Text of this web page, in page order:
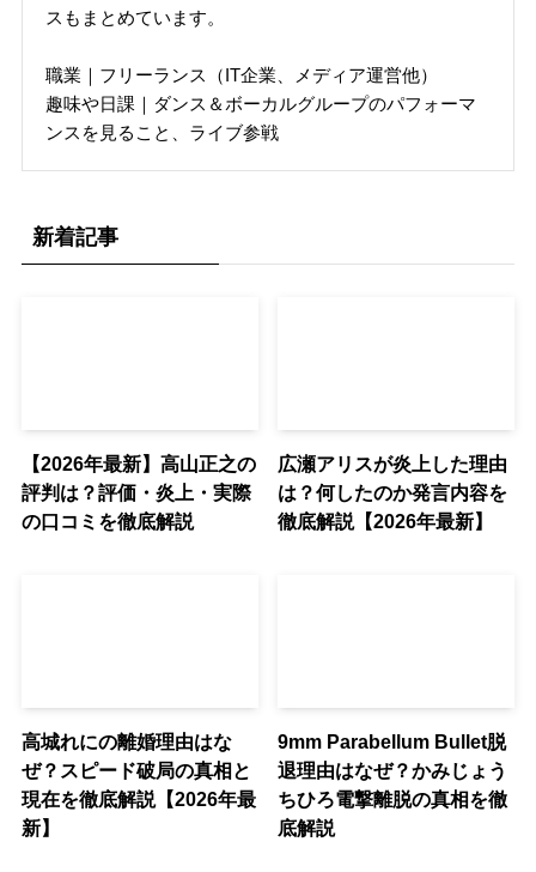
スもまとめています。
職業｜フリーランス（IT企業、メディア運営他）
趣味や日課｜ダンス＆ボーカルグループのパフォーマ
ンスを見ること、ライブ参戦
新着記事
【2026年最新】高山正之の
評判は？評価・炎上・実際
の口コミを徹底解説
広瀬アリスが炎上した理由
は？何したのか発言内容を
徹底解説【2026年最新】
高城れにの離婚理由はな
ぜ？スピード破局の真相と
現在を徹底解説【2026年最
新】
9mm Parabellum Bullet脱
退理由はなぜ？かみじょう
ちひろ電撃離脱の真相を徹
底解説